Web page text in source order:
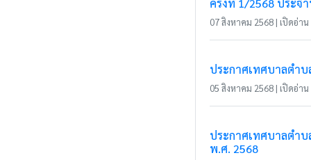
ครั้งที่ 1/2568 ประจ
07 สิงหาคม 2568 | เปิดอ่าน
ประกาศเทศบาลตำ
05 สิงหาคม 2568 | เปิดอ่าน
ประกาศเทศบาลตำ
พ.ศ. 2568